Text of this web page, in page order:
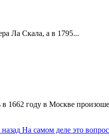
Ла Скала, а в 1795...
1662 году в Москве
На самом деле это